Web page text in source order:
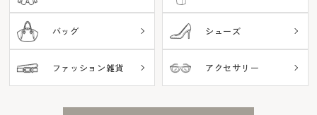
バッグ シューズ
ファッション雑貨 アクセサリー